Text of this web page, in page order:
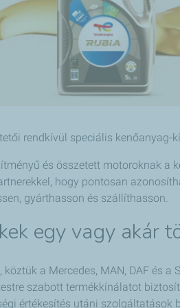
rendkívül speciális
és összetett motoroknak a
hogy pontosan
gyárthasson és szállíthasson.
egy vagy akár
a Mercedes, MAN, DAF és
szabott termékkínálatot
értékesítés utáni szolgáltatások